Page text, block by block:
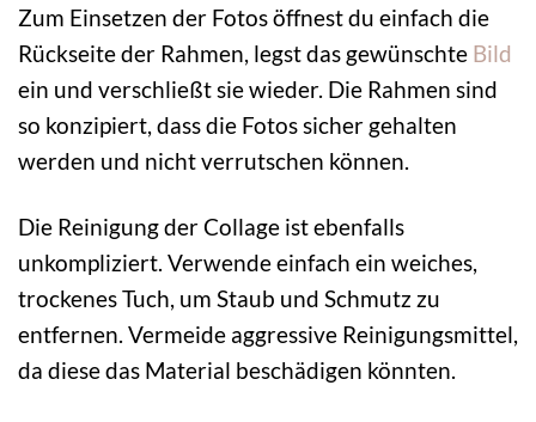
Zum Einsetzen der Fotos öffnest du einfach die
Rückseite der Rahmen, legst das gewünschte Bild
ein und verschließt sie wieder. Die Rahmen sind
so konzipiert, dass die Fotos sicher gehalten
werden und nicht verrutschen können.
Die Reinigung der Collage ist ebenfalls
unkompliziert. Verwende einfach ein weiches,
trockenes Tuch, um Staub und Schmutz zu
entfernen. Vermeide aggressive Reinigungsmittel,
da diese das Material beschädigen könnten.